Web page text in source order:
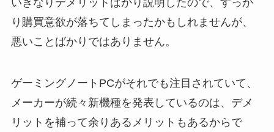
いきなりデメリットばかり説明したので、すっか
り購買意欲が落ちてしまったかもしれませんが、
悪いことばかりではありません。
ゲーミングノートPCがそれでも注目されていて、
メーカーが続々新機種を発表しているのは、デメ
リットを補って余りあるメリットもあるからで